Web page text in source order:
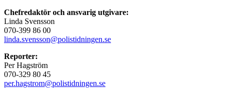
Chefredaktör och ansvarig utgivare:
Linda Svensson
070-399 86 00
linda.svensson@polistidningen.se
Reporter:
Per Hagström
070-329 80 45
per.hagstrom@polistidningen.se